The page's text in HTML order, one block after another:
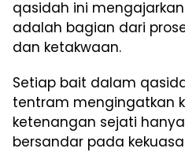
qasidah ini
adalah bagian dari
dan ketakwaan.
Setiap bait dalam
tentram mengingatkan
ketenangan sejati
bersandar pada